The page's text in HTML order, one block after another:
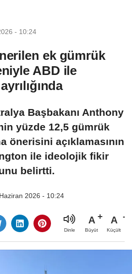
- 10:24
ek gümrük
ABD ile
Başbakanı Anthony
yüzde 12,5 gümrük
önerisini açıklamasının
ile ideolojik fikir
belirtti.
2026 - 10:24
Dinle
A
Büyüt
A
Küçült